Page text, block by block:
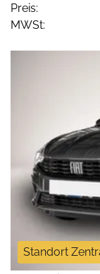
Preis:
MWSt:
Standort